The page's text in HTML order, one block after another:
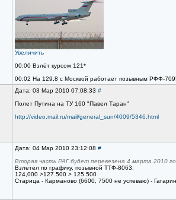
Увеличить
00:00 Взлёт курсом 121*
00:02 На 129,8 с Москвой работает позывным РФФ-
Дата: 03 Мар 2010 07:08:33 #
Полет Путина на ТУ 160 "Павел Таран"
http://video.mail.ru/mail/general_sun/4009/5346.html
Дата: 04 Мар 2010 23:12:08 #
Вторая часть РАГ будет перевезена 4 марта 2010
Взлетел по графику, позывной ТТФ-8063.
124,000 >127.500 > 125.500
Старица - Карманово (6600, 7500 не успеваю) -